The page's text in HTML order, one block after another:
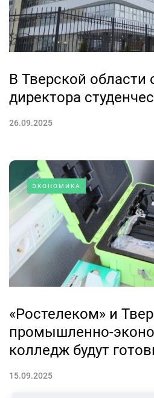
В Тверской области
директора
26.09.2025
ЭКОНОМИКА
«Ростелеком» и
промышленно-
колледж будут
15.09.2025